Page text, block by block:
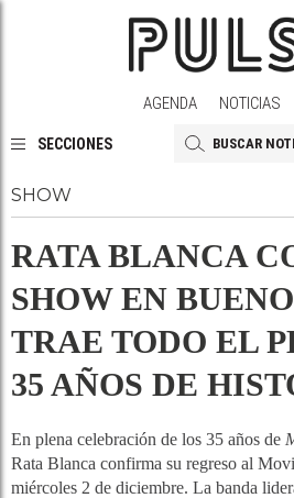
SECCIONES
AGENDA NOTICIAS
SHOW
RATA BLANCA
SHOW EN
TRAE TODO EL
35 AÑOS DE
En plena celebración de los 35 años de
Rata Blanca confirma su regreso al
miércoles 2 de diciembre. La banda